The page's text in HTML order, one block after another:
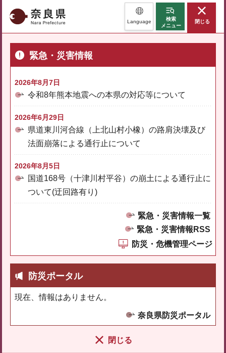
奈良県 Language
検索
メニュー
閉じる
緊急・災害情報
2026年8月7日
令和8年熊本地震への本県の対応等について
2026年6月29日
県道東川河合線（上北山村小橡）の路肩決壊及び
法面崩落による通行止について
2026年8月5日
国道168号（十津川村平谷）の崩土による通行止に
ついて(迂回路有り)
緊急・災害情報一覧
緊急・災害情報RSS
防災・危機管理ページ
防災ポータル
現在、情報はありません。
奈良県防災ポータル
閉じる